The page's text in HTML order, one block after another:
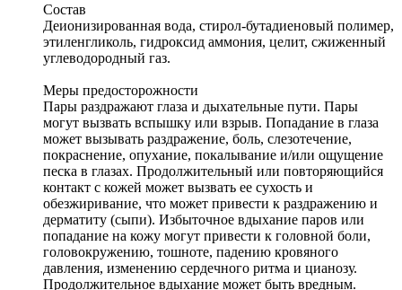
Состав
Деионизированная вода, стирол-бутадиеновый полимер,
этиленгликоль, гидроксид аммония, целит, сжиженный
углеводородный газ.
Меры предосторожности
Пары раздражают глаза и дыхательные пути. Пары
могут вызвать вспышку или взрыв. Попадание в глаза
может вызывать раздражение, боль, слезотечение,
покраснение, опухание, покалывание и/или ощущение
песка в глазах. Продолжительный или повторяющийся
контакт с кожей может вызвать ее сухость и
обезжиривание, что может привести к раздражению и
дерматиту (сыпи). Избыточное вдыхание паров или
попадание на кожу могут привести к головной боли,
головокружению, тошноте, падению кровяного
давления, изменению сердечного ритма и цианозу.
Продолжительное вдыхание может быть вредным.